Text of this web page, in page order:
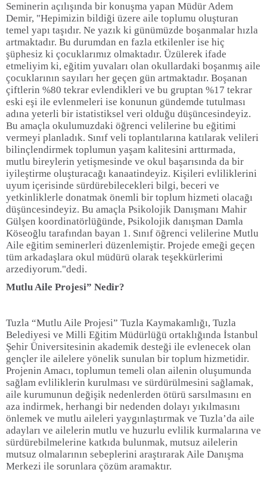
Seminerin açılışında bir konuşma yapan Müdür Adem
Demir, "Hepimizin bildiği üzere aile toplumu oluşturan
temel yapı taşıdır. Ne yazık ki günümüzde boşanmalar hızla
artmaktadır. Bu durumdan en fazla etkilenler ise hiç
şüphesiz ki çocuklarımız olmaktadır. Üzülerek ifade
etmeliyim ki, eğitim yuvaları olan okullardaki boşanmış aile
çocuklarının sayıları her geçen gün artmaktadır. Boşanan
çiftlerin %80 tekrar evlendikleri ve bu gruptan %17 tekrar
eski eşi ile evlenmeleri ise konunun gündemde tutulması
adına yeterli bir istatistiksel veri olduğu düşüncesindeyiz.
Bu amaçla okulumuzdaki öğrenci velilerine bu eğitimi
vermeyi planladık. Sınıf veli toplantılarına katılarak velileri
bilinçlendirmek toplumun yaşam kalitesini arttırmada,
mutlu bireylerin yetişmesinde ve okul başarısında da bir
iyileştirme oluşturacağı kanaatindeyiz. Kişileri evliliklerini
uyum içerisinde sürdürebilecekleri bilgi, beceri ve
yetkinliklerle donatmak önemli bir toplum hizmeti olacağı
düşüncesindeyiz. Bu amaçla Psikolojik Danışmanı Mahir
Gülşen koordinatörlüğünde, Psikolojik danışman Damla
Köseoğlu tarafından bayan 1. Sınıf öğrenci velilerine Mutlu
Aile eğitim seminerleri düzenlemiştir. Projede emeği geçen
tüm arkadaşlara okul müdürü olarak teşekkürlerimi
arzediyorum."dedi.
Mutlu Aile Projesi” Nedir?
Tuzla “Mutlu Aile Projesi” Tuzla Kaymakamlığı, Tuzla
Belediyesi ve Milli Eğitim Müdürlüğü ortaklığında İstanbul
Şehir Üniversitesinin akademik desteği ile evlenecek olan
gençler ile ailelere yönelik sunulan bir toplum hizmetidir.
Projenin Amacı, toplumun temeli olan ailenin oluşumunda
sağlam evliliklerin kurulması ve sürdürülmesini sağlamak,
aile kurumunun değişik nedenlerden ötürü sarsılmasını en
aza indirmek, herhangi bir nedenden dolayı yıkılmasını
önlemek ve mutlu aileleri yaygınlaştırmak ve Tuzla’da aile
adayları ve ailelerin mutlu ve huzurlu evlilik kurmalarına ve
sürdürebilmelerine katkıda bulunmak, mutsuz ailelerin
mutsuz olmalarının sebeplerini araştırarak Aile Danışma
Merkezi ile sorunlara çözüm aramaktır.